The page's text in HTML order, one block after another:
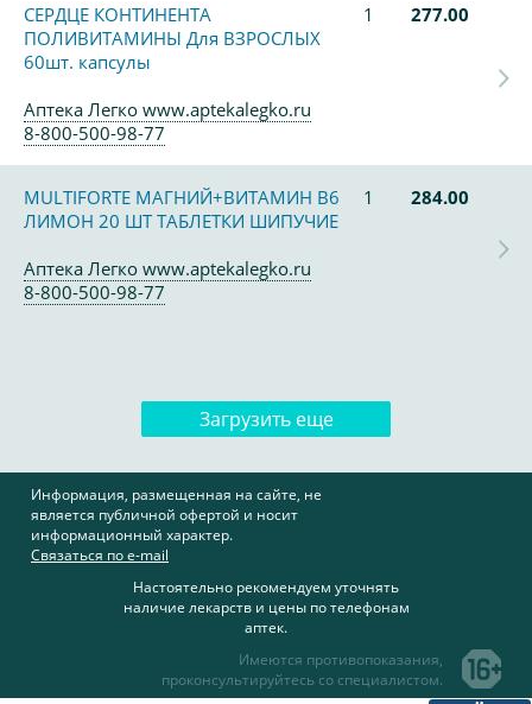
СЕРДЦЕ КОНТИНЕНТА
ПОЛИВИТАМИНЫ Для ВЗРОСЛЫХ
60шт. капсулы
1 277.00
Аптека Легко www.aptekalegko.ru
8-800-500-98-77
MULTIFORTE МАГНИЙ+ВИТАМИН В6
ЛИМОН 20 ШТ ТАБЛЕТКИ ШИПУЧИЕ
1 284.00
Аптека Легко www.aptekalegko.ru
8-800-500-98-77
Загрузить еще
Информация, размещенная на сайте, не
является публичной офертой и носит
информационный характер.
Связаться по e-mail
Настоятельно рекомендуем уточнять
наличие лекарств и цены по телефонам
аптек.
Имеются противопоказания,
проконсультируйтесь со специалистом.